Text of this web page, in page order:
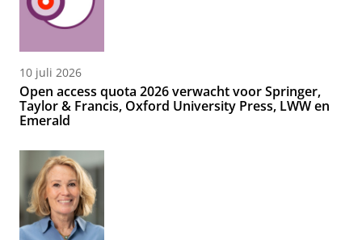
10 juli 2026
Open access quota 2026 verwacht voor Springer,
Taylor & Francis, Oxford University Press, LWW en
Emerald